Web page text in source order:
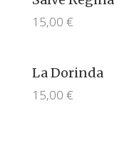
15,00 €
La Dorinda
15,00 €